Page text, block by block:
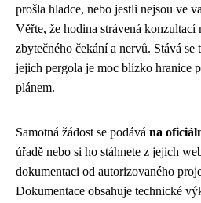
prošla hladce, nebo jestli nejsou ve
Věřte, že hodina strávená konzultací
zbytečného čekání a nervů. Stává
jejich pergola je moc blízko hranice
plánem.
Samotná žádost se podává na
úřadě nebo si ho stáhnete z jejich
dokumentaci od autorizovaného
Dokumentace obsahuje technické